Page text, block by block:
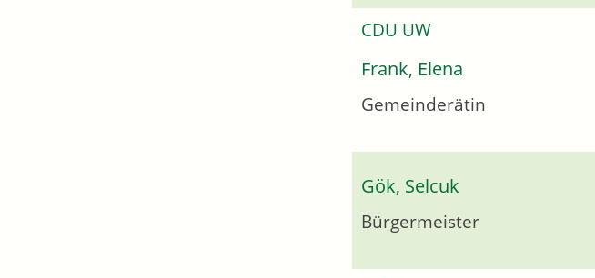
CDU UW
Frank, Elena
Gemeinderätin
Gök, Selcuk
Bürgermeister